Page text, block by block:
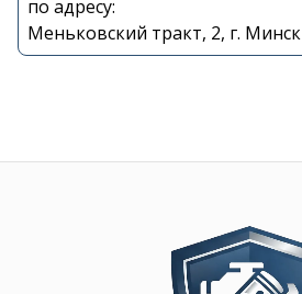
по адресу:
Меньковский тракт, 2, г. Минск
Image